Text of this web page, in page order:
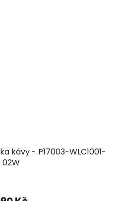
kávy - P17003-WLC1001-
02W